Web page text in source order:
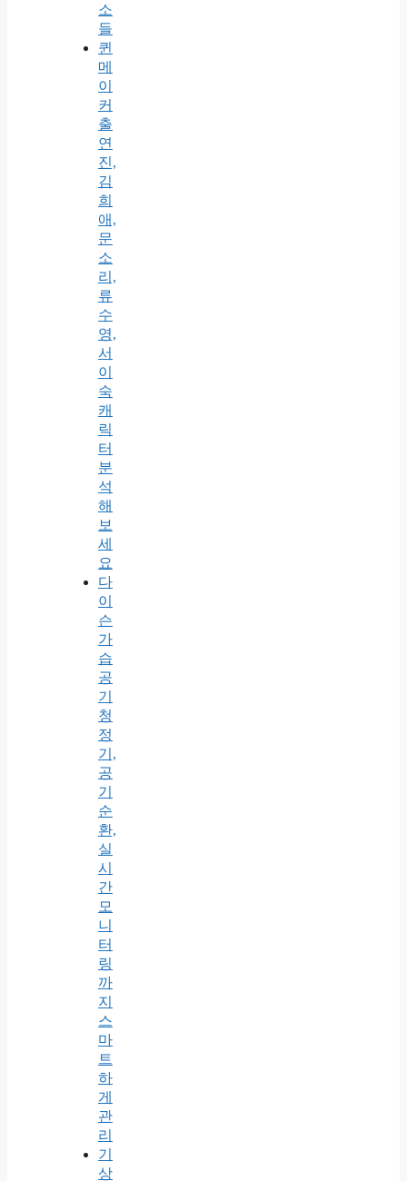
소
들
퀸
메
이
커
출
연
진,
김
희
애,
문
소
리,
류
수
영,
서
이
숙
캐
릭
터
분
석
해
보
세
요
다
이
슨
가
습
공
기
청
정
기,
공
기
순
환,
실
시
간
모
니
터
링
까
지
스
마
트
하
게
관
리
기
상